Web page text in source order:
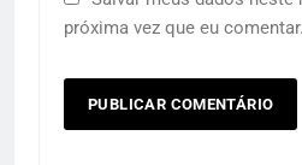
próxima vez que eu comentar.